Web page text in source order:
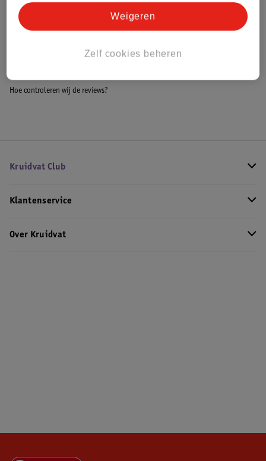
Hoe controleren wij de reviews?
Kruidvat Club
Klantenservice
Over Kruidvat
Zelf cookies beheren
Weigeren